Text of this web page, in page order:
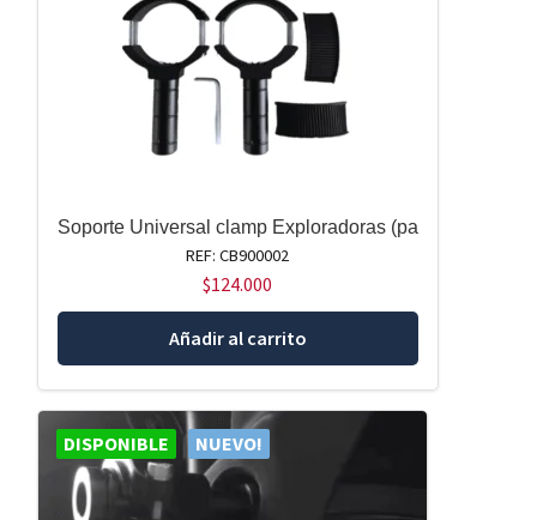
Soporte Universal clamp Exploradoras (pa
REF: CB900002
$124.000
Añadir al carrito
DISPONIBLE NUEVO!